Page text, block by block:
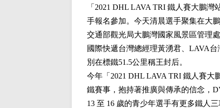
「2021 DHL LAVA TRI 鐵人賽大鵬
手報名參加。今天清晨選手聚集在大
交通部觀光局大鵬灣國家風景區管理
國際快遞台灣總經理黃湧君、LAVA
別在標鐵51.5公里稱王封后。
今年「2021 DHL LAVA TRI 鐵人賽
鐵賽事，抱持著推廣與傳承的信念，
13 至 16 歲的青少年選手有更多鐵人